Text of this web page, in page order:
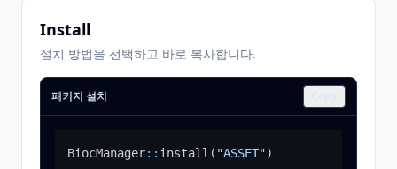
Install
설치 방법을 선택하고 바로 복사합니다.
패키지 설치
BiocManager:: install ( "ASSET")